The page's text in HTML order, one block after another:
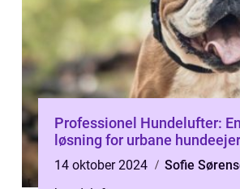
Professionel Hundelufter:
løsning for urbane
14 oktober 2024
Sofie